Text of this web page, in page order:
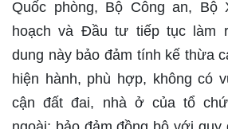
Quốc phòng, Bộ Công an, Bộ
hoạch và Đầu tư tiếp tục làm
dung này bảo đảm tính kế thừa
hiện hành, phù hợp, không có
cận đất đai, nhà ở của tổ